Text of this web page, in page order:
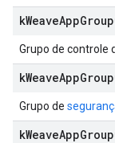
kWeaveAppGroup
Grupo de controle
kWeaveAppGroup
Grupo de
kWeaveAppGroup